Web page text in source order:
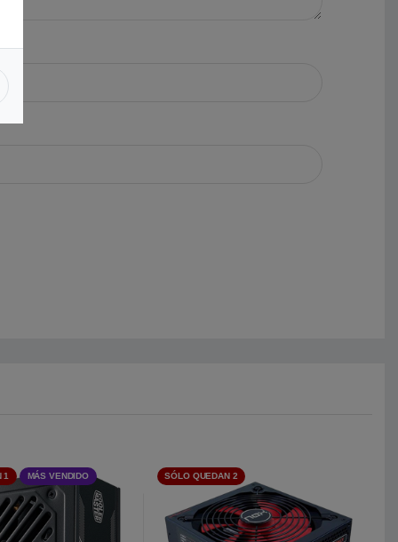
1 MÁS VENDIDO SÓLO QUEDAN 2